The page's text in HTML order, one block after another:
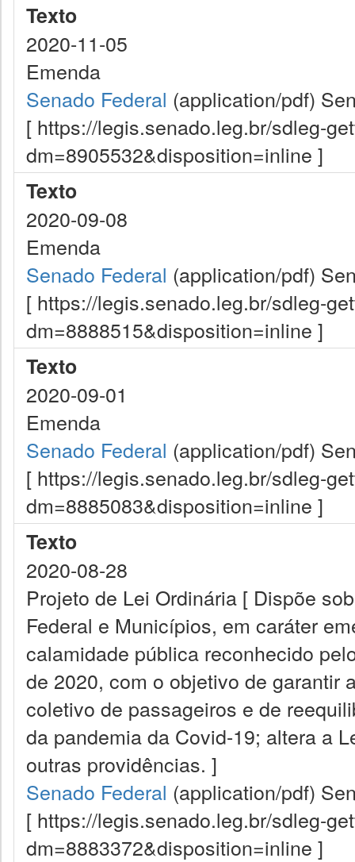
Texto
2020-11-05
Emenda
Senado Federal (application/pdf)
[ https://legis.senado.leg.br/sdleg-
dm=8905532&disposition=inline ]
Texto
2020-09-08
Emenda
Senado Federal (application/pdf)
[ https://legis.senado.leg.br/sdleg-
dm=8888515&disposition=inline ]
Texto
2020-09-01
Emenda
Senado Federal (application/pdf)
[ https://legis.senado.leg.br/sdleg-
dm=8885083&disposition=inline ]
Texto
2020-08-28
Projeto de Lei Ordinária [ Dispõe
Federal e Municípios, em caráter
calamidade pública reconhecido
de 2020, com o objetivo de garantir
coletivo de passageiros e de
da pandemia da Covid-19; altera a
outras providências. ]
Senado Federal (application/pdf)
[ https://legis.senado.leg.br/sdleg-
dm=8883372&disposition=inline ]